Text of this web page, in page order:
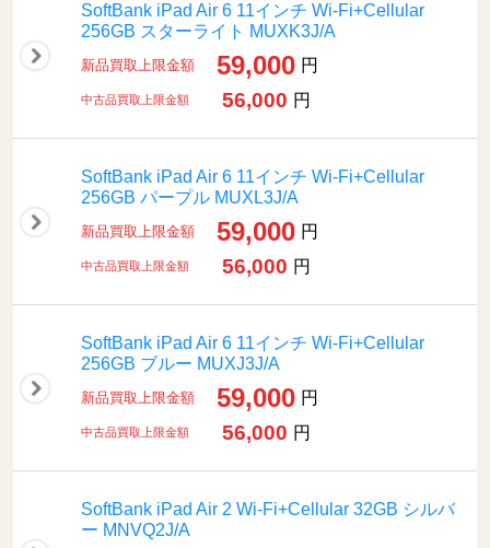
SoftBank iPad Air 6 11インチ Wi-Fi+Cellular
256GB スターライト MUXK3J/A
新品買取上限金額 59,000 円
中古品買取上限金額 56,000 円
SoftBank iPad Air 6 11インチ Wi-Fi+Cellular
256GB パープル MUXL3J/A
新品買取上限金額 59,000 円
中古品買取上限金額 56,000 円
SoftBank iPad Air 6 11インチ Wi-Fi+Cellular
256GB ブルー MUXJ3J/A
新品買取上限金額 59,000 円
中古品買取上限金額 56,000 円
SoftBank iPad Air 2 Wi-Fi+Cellular 32GB シルバ
ー MNVQ2J/A